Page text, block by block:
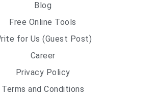
Blog
Free Online Tools
for Us (Guest Post)
Career
Privacy Policy
Terms and Conditions